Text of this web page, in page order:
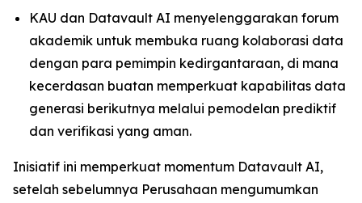
KAU dan Datavault AI menyelenggarakan forum
akademik untuk membuka ruang kolaborasi data
dengan para pemimpin kedirgantaraan, di mana
kecerdasan buatan memperkuat kapabilitas data
generasi berikutnya melalui pemodelan prediktif
dan verifikasi yang aman.
Inisiatif ini memperkuat momentum Datavault AI,
setelah sebelumnya Perusahaan mengumumkan